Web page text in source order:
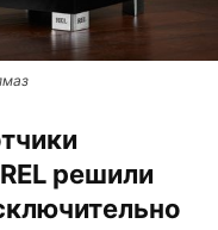
решили